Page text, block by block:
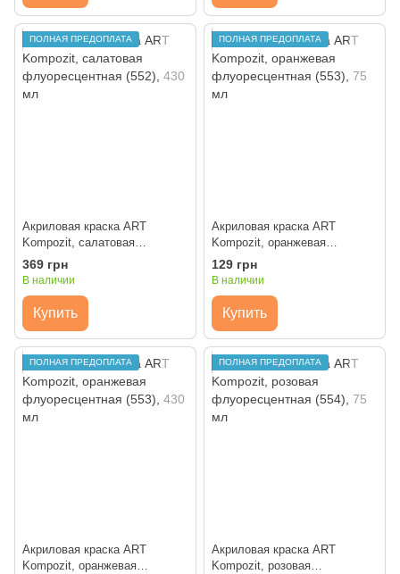
ПОЛНАЯ ПРЕДОПЛАТА
Акриловая краска ART
Kompozit, салатовая
флуоресцентная (552), 430 мл
369 грн
В наличии
Купить
ПОЛНАЯ ПРЕДОПЛАТА
Акриловая краска ART
Kompozit, оранжевая
флуоресцентная (553), 75 мл
129 грн
В наличии
Купить
ПОЛНАЯ ПРЕДОПЛАТА
Акриловая краска ART
Kompozit, оранжевая
ПОЛНАЯ ПРЕДОПЛАТА
Акриловая краска ART
Kompozit, розовая